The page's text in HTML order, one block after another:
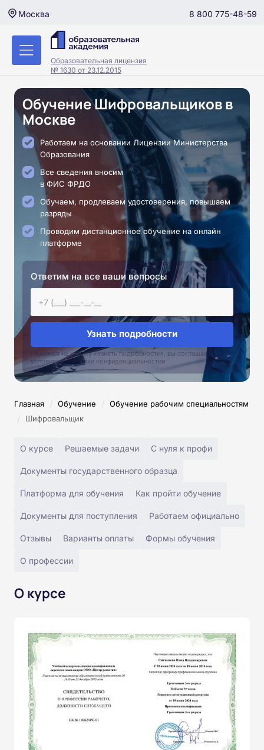
Москва 8 800 775-48-59
Образовательная лицензия
№ 1630 от 23.12.2015
Обучение Шифровальщиков в
Москве
Работаем на основании Лицензии Министерства
Образования
Все сведения вносим
в ФИС ФРДО
Обучаем, продлеваем удостоверения, повышаем
разряды
Проводим дистанционное обучение на онлайн
платформе
Ответим на все ваши вопросы
Узнать подробности
Нажимая на кнопку «Узнать подробности», вы соглашаетесь с
условиями политики конфиденциальностии
Главная / Обучение / Обучение рабочим специальностям
/ Шифровальщик
О курсе Решаемые задачи С нуля к профи
Документы государственного образца
Платформа для обучения Как пройти обучение
Документы для поступления Работаем официально
Отзывы Варианты оплаты Формы обучения
О профессии
О курсе